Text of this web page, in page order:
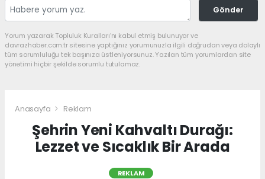
Gönder
Yorum yazarak Topluluk Kuralları’nı kabul etmiş bulunuyor ve
davrazhaber.com.tr sitesine yaptığınız yorumunuzla ilgili doğrudan veya dolaylı
tüm sorumluluğu tek başınıza üstleniyorsunuz. Yazılan tüm yorumlardan site
yönetimi hiçbir şekilde sorumlu tutulamaz.
Anasayfa Reklam
Şehrin Yeni Kahvaltı Durağı:
Lezzet ve Sıcaklık Bir Arada
REKLAM